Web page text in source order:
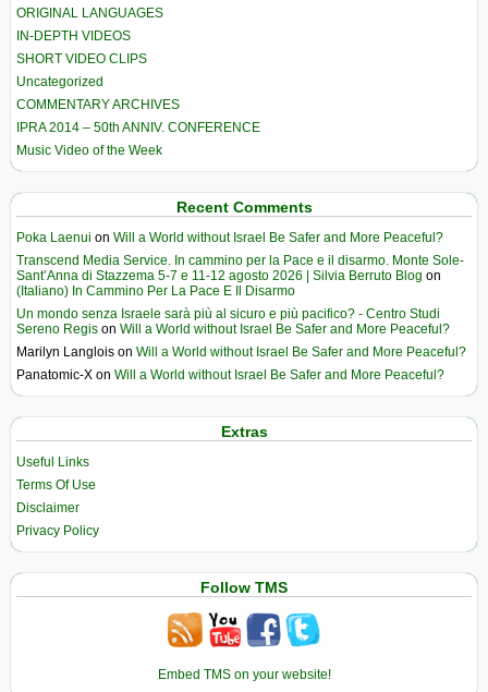
ORIGINAL LANGUAGES
IN-DEPTH VIDEOS
SHORT VIDEO CLIPS
Uncategorized
COMMENTARY ARCHIVES
IPRA 2014 – 50th ANNIV. CONFERENCE
Music Video of the Week
Recent Comments
Poka Laenui on Will a World without Israel Be Safer and More Peaceful?
Transcend Media Service. In cammino per la Pace e il disarmo. Monte Sole-
Sant’Anna di Stazzema 5-7 e 11-12 agosto 2026 | Silvia Berruto Blog on
(Italiano) In Cammino Per La Pace E Il Disarmo
Un mondo senza Israele sarà più al sicuro e più pacifico? - Centro Studi
Sereno Regis on Will a World without Israel Be Safer and More Peaceful?
Marilyn Langlois on Will a World without Israel Be Safer and More Peaceful?
Panatomic-X on Will a World without Israel Be Safer and More Peaceful?
Extras
Useful Links
Terms Of Use
Disclaimer
Privacy Policy
Follow TMS
Embed TMS on your website!